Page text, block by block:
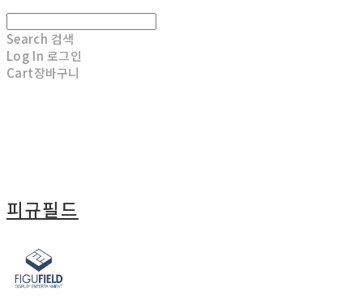
Search 검색
Log In 로그인
Cart장바구니
피규필드